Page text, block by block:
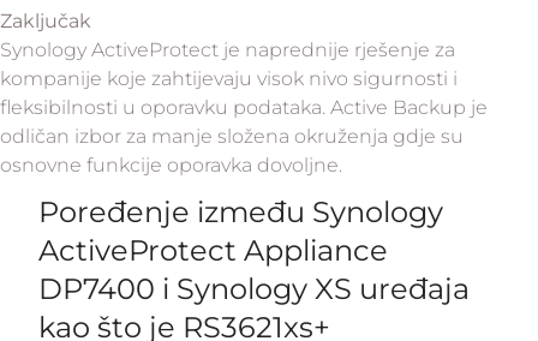
Zaključak
Synology ActiveProtect je naprednije rješenje za
kompanije koje zahtijevaju visok nivo sigurnosti i
fleksibilnosti u oporavku podataka. Active Backup je
odličan izbor za manje složena okruženja gdje su
osnovne funkcije oporavka dovoljne.
Poređenje između Synology
ActiveProtect Appliance
DP7400 i Synology XS uređaja
kao što je RS3621xs+